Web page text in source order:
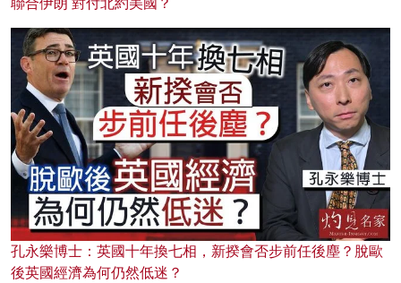
孔永樂博士：英國十年換七相，新揆會否步前任後塵？脫歐
後英國經濟為何仍然低迷？